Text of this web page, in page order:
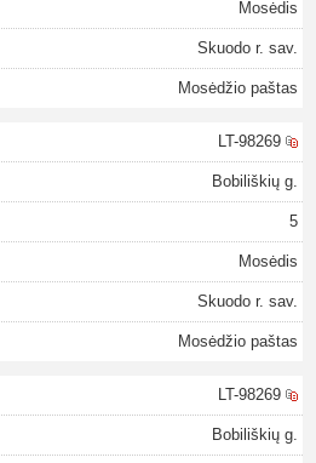
Mosėdis
Skuodo r. sav.
Mosėdžio paštas
LT-98269
Bobiliškių g.
5
Mosėdis
Skuodo r. sav.
Mosėdžio paštas
LT-98269
Bobiliškių g.